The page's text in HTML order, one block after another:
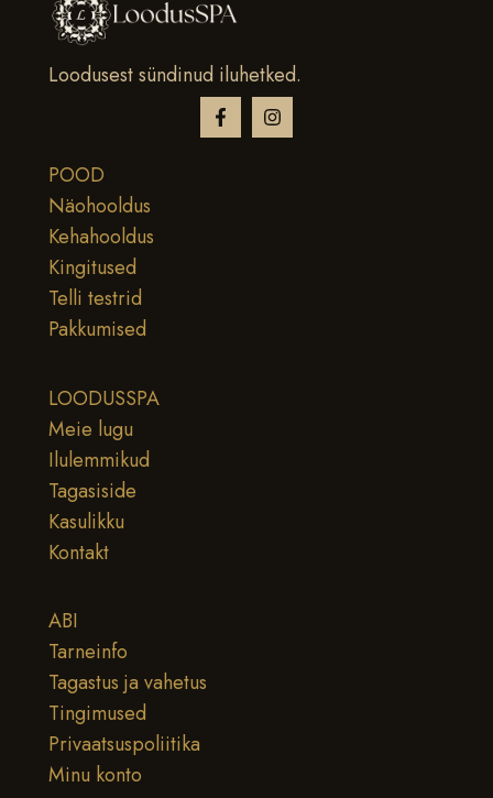
Loodusest sündinud iluhetked.
POOD
Näohooldus
Kehahooldus
Kingitused
Telli testrid
Pakkumised
LOODUSSPA
Meie lugu
Ilulemmikud
Tagasiside
Kasulikku
Kontakt
ABI
Tarneinfo
Tagastus ja vahetus
Tingimused
Privaatsuspoliitika
Minu konto